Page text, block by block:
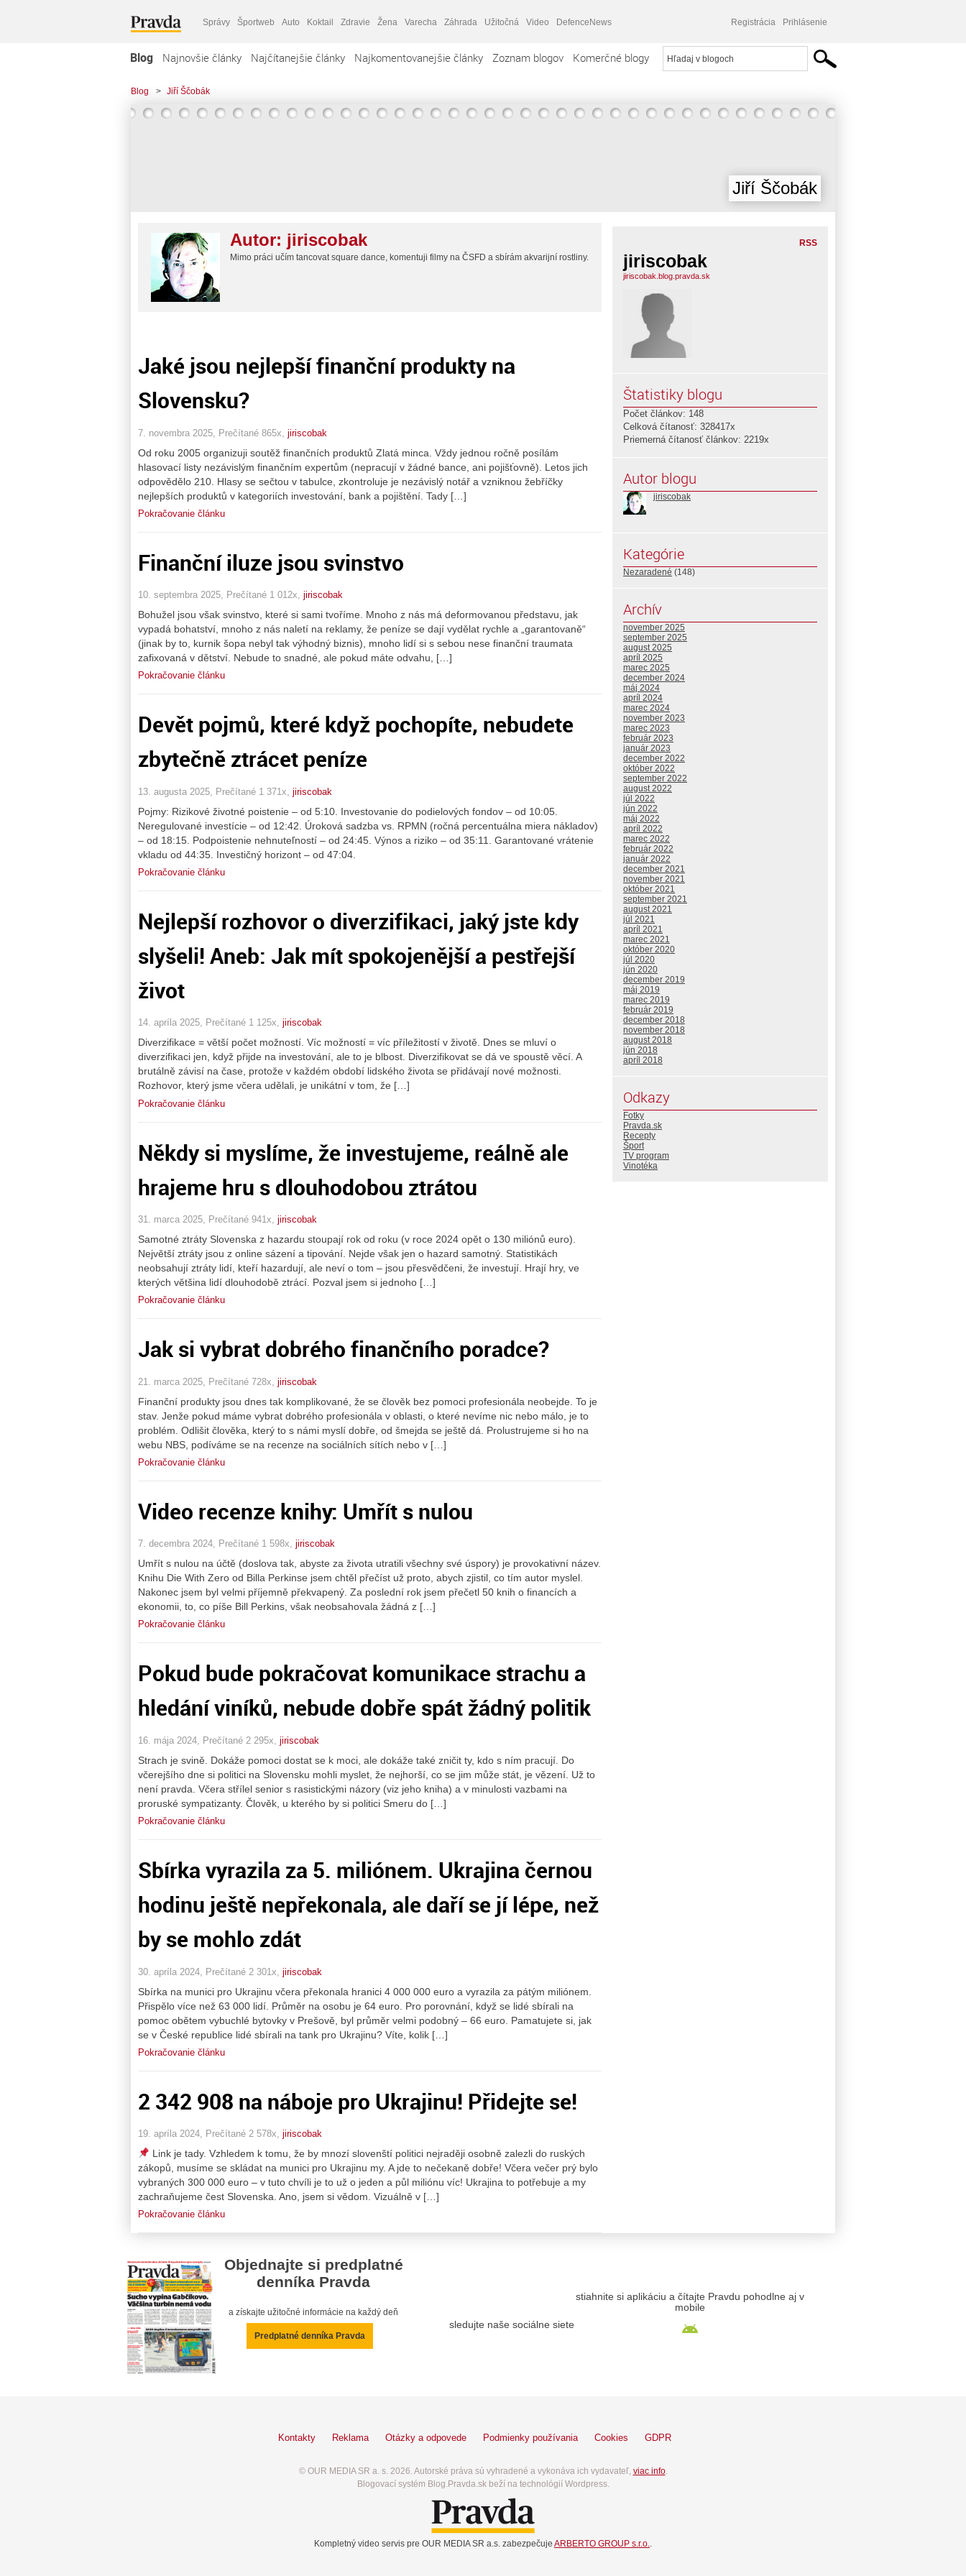
Správy Športweb Auto Koktail Zdravie Žena Varecha Záhrada Užitočná Video DefenceNews Registrácia Prihlásenie
Blog Najnovšie články Najčítanejšie články Najkomentovanejšie články Zoznam blogov Komerčné blogy
Blog > Jiří Ščobák
Jiří Ščobák
Autor: jiriscobak
Mimo práci učím tancovat square dance, komentuji filmy na ČSFD a sbírám akvarijní rostliny.
Jaké jsou nejlepší finanční produkty na
Slovensku?
7. novembra 2025, Prečítané 865x, jiriscobak
Od roku 2005 organizuji soutěž finančních produktů Zlatá minca. Vždy jednou ročně posílám
hlasovací listy nezávislým finančním expertům (nepracují v žádné bance, ani pojišťovně). Letos jich
odpovědělo 210. Hlasy se sečtou v tabulce, zkontroluje je nezávislý notář a vzniknou žebříčky
nejlepších produktů v kategoriích investování, bank a pojištění. Tady […]
Pokračovanie článku
Finanční iluze jsou svinstvo
10. septembra 2025, Prečítané 1 012x, jiriscobak
Bohužel jsou však svinstvo, které si sami tvoříme. Mnoho z nás má deformovanou představu, jak
vypadá bohatství, mnoho z nás naletí na reklamy, že peníze se dají vydělat rychle a „garantovaně“
(jinak by to, kurnik šopa nebyl tak výhodný biznis), mnoho lidí si s sebou nese finanční traumata
zafixovaná v dětství. Nebude to snadné, ale pokud máte odvahu, […]
Pokračovanie článku
Devět pojmů, které když pochopíte, nebudete
zbytečně ztrácet peníze
13. augusta 2025, Prečítané 1 371x, jiriscobak
Pojmy: Rizikové životné poistenie – od 5:10. Investovanie do podielových fondov – od 10:05.
Neregulované investície – od 12:42. Úroková sadzba vs. RPMN (ročná percentuálna miera nákladov)
– od 18:15. Podpoistenie nehnuteľností – od 24:45. Výnos a riziko – od 35:11. Garantované vrátenie
vkladu od 44:35. Investičný horizont – od 47:04.
Pokračovanie článku
Nejlepší rozhovor o diverzifikaci, jaký jste kdy
slyšeli! Aneb: Jak mít spokojenější a pestřejší
život
14. apríla 2025, Prečítané 1 125x, jiriscobak
Diverzifikace = větší počet možností. Víc možností = víc příležitostí v životě. Dnes se mluví o
diverzifikaci jen, když přijde na investování, ale to je blbost. Diverzifikovat se dá ve spoustě věcí. A
brutálně závisí na čase, protože v každém období lidského života se přidávají nové možnosti.
Rozhovor, který jsme včera udělali, je unikátní v tom, že […]
Pokračovanie článku
Někdy si myslíme, že investujeme, reálně ale
hrajeme hru s dlouhodobou ztrátou
31. marca 2025, Prečítané 941x, jiriscobak
Samotné ztráty Slovenska z hazardu stoupají rok od roku (v roce 2024 opět o 130 miliónů euro).
Největší ztráty jsou z online sázení a tipování. Nejde však jen o hazard samotný. Statistikách
neobsahují ztráty lidí, kteří hazardují, ale neví o tom – jsou přesvědčeni, že investují. Hrají hry, ve
kterých většina lidí dlouhodobě ztrácí. Pozval jsem si jednoho […]
Pokračovanie článku
Jak si vybrat dobrého finančního poradce?
21. marca 2025, Prečítané 728x, jiriscobak
Finanční produkty jsou dnes tak komplikované, že se člověk bez pomoci profesionála neobejde. To je
stav. Jenže pokud máme vybrat dobrého profesionála v oblasti, o které nevíme nic nebo málo, je to
problém. Odlišit člověka, který to s námi myslí dobře, od šmejda se ještě dá. Prolustrujeme si ho na
webu NBS, podíváme se na recenze na sociálních sítích nebo v […]
Pokračovanie článku
Video recenze knihy: Umřít s nulou
7. decembra 2024, Prečítané 1 598x, jiriscobak
Umřít s nulou na účtě (doslova tak, abyste za života utratili všechny své úspory) je provokativní název.
Knihu Die With Zero od Billa Perkinse jsem chtěl přečíst už proto, abych zjistil, co tím autor myslel.
Nakonec jsem byl velmi příjemně překvapený. Za poslední rok jsem přečetl 50 knih o financích a
ekonomii, to, co píše Bill Perkins, však neobsahovala žádná z […]
Pokračovanie článku
Pokud bude pokračovat komunikace strachu a
hledání viníků, nebude dobře spát žádný politik
16. mája 2024, Prečítané 2 295x, jiriscobak
Strach je svině. Dokáže pomoci dostat se k moci, ale dokáže také zničit ty, kdo s ním pracují. Do
včerejšího dne si politici na Slovensku mohli myslet, že nejhorší, co se jim může stát, je vězení. Už to
není pravda. Včera střílel senior s rasistickými názory (viz jeho kniha) a v minulosti vazbami na
proruské sympatizanty. Člověk, u kterého by si politici Smeru do […]
Pokračovanie článku
Sbírka vyrazila za 5. miliónem. Ukrajina černou
hodinu ještě nepřekonala, ale daří se jí lépe, než
by se mohlo zdát
30. apríla 2024, Prečítané 2 301x, jiriscobak
Sbírka na munici pro Ukrajinu včera překonala hranici 4 000 000 euro a vyrazila za pátým miliónem.
Přispělo více než 63 000 lidí. Průměr na osobu je 64 euro. Pro porovnání, když se lidé sbírali na
pomoc obětem vybuchlé bytovky v Prešově, byl průměr velmi podobný – 66 euro. Pamatujete si, jak
se v České republice lidé sbírali na tank pro Ukrajinu? Víte, kolik […]
Pokračovanie článku
2 342 908 na náboje pro Ukrajinu! Přidejte se!
19. apríla 2024, Prečítané 2 578x, jiriscobak
Link je tady. Vzhledem k tomu, že by mnozí slovenští politici nejraději osobně zalezli do ruských
zákopů, musíme se skládat na munici pro Ukrajinu my. A jde to nečekaně dobře! Včera večer prý bylo
vybraných 300 000 euro – v tuto chvíli je to už o jeden a půl miliónu víc! Ukrajina to potřebuje a my
zachraňujeme čest Slovenska. Ano, jsem si vědom. Vizuálně v […]
Pokračovanie článku
RSS
jiriscobak
jiriscobak.blog.pravda.sk
Štatistiky blogu
Počet článkov: 148
Celková čítanosť: 328417x
Priemerná čítanosť článkov: 2219x
Autor blogu
jiriscobak
Kategórie
Nezaradené (148)
Archív
november 2025
september 2025
august 2025
apríl 2025
marec 2025
december 2024
máj 2024
apríl 2024
marec 2024
november 2023
marec 2023
február 2023
január 2023
december 2022
október 2022
september 2022
august 2022
júl 2022
jún 2022
máj 2022
apríl 2022
marec 2022
február 2022
január 2022
december 2021
november 2021
október 2021
september 2021
august 2021
júl 2021
apríl 2021
marec 2021
október 2020
júl 2020
jún 2020
december 2019
máj 2019
marec 2019
február 2019
december 2018
november 2018
august 2018
jún 2018
apríl 2018
Odkazy
Fotky
Pravda.sk
Recepty
Šport
TV program
Vinotéka
Objednajte si predplatné
denníka Pravda
a získajte užitočné informácie na každý deň
Predplatné denníka Pravda
sledujte naše sociálne siete
stiahnite si aplikáciu a čítajte Pravdu pohodlne aj v
mobile
Kontakty Reklama Otázky a odpovede Podmienky používania Cookies GDPR
© OUR MEDIA SR a. s. 2026. Autorské práva sú vyhradené a vykonáva ich vydavateľ, viac info.
Blogovací systém Blog.Pravda.sk beží na technológií Wordpress.
Kompletný video servis pre OUR MEDIA SR a.s. zabezpečuje ARBERTO GROUP s.r.o..